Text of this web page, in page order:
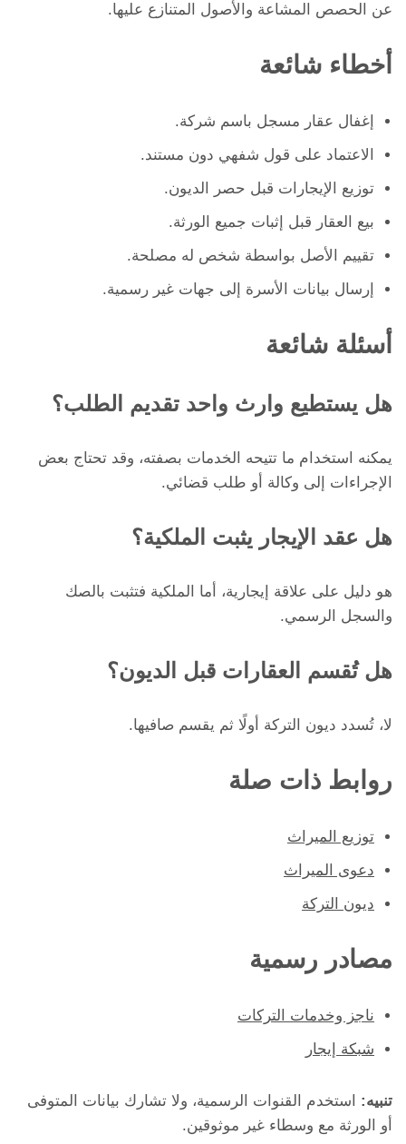
عن الحصص المشاعة والأصول المتنازع عليها.
أخطاء شائعة
إغفال عقار مسجل باسم شركة.
الاعتماد على قول شفهي دون مستند.
توزيع الإيجارات قبل حصر الديون.
بيع العقار قبل إثبات جميع الورثة.
تقييم الأصل بواسطة شخص له مصلحة.
إرسال بيانات الأسرة إلى جهات غير رسمية.
أسئلة شائعة
هل يستطيع وارث واحد تقديم الطلب؟
يمكنه استخدام ما تتيحه الخدمات بصفته، وقد تحتاج بعض
الإجراءات إلى وكالة أو طلب قضائي.
هل عقد الإيجار يثبت الملكية؟
هو دليل على علاقة إيجارية، أما الملكية فتثبت بالصك
والسجل الرسمي.
هل تُقسم العقارات قبل الديون؟
لا، تُسدد ديون التركة أولًا ثم يقسم صافيها.
روابط ذات صلة
توزيع الميراث
دعوى الميراث
ديون التركة
مصادر رسمية
ناجز وخدمات التركات
شبكة إيجار
تنبيه: استخدم القنوات الرسمية، ولا تشارك بيانات المتوفى
أو الورثة مع وسطاء غير موثوقين.